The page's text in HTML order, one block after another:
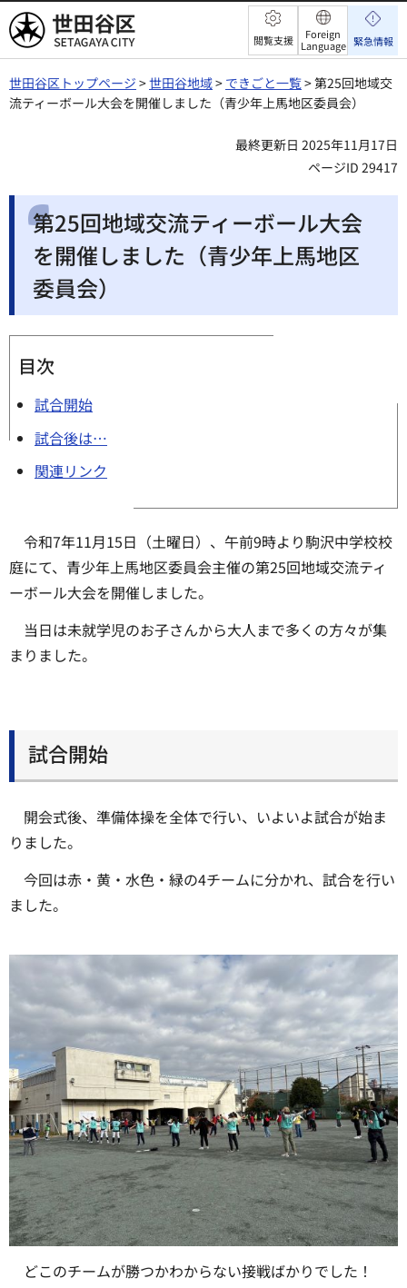
世田谷区 閲覧支援
Foreign
Language 緊急情報
世田谷区トップページ >世田谷地域> できごと一覧> 第25回地域交
流ティーボール大会を開催しました（青少年上馬地区委員会）
最終更新日 2025年11月17日
ページID 29417
第25回地域交流ティーボール大会
を開催しました（青少年上馬地区
委員会）
目次
試合開始
試合後は…
関連リンク
令和7年11月15日（土曜日）、午前9時より駒沢中学校校
庭にて、青少年上馬地区委員会主催の第25回地域交流ティ
ーボール大会を開催しました。
当日は未就学児のお子さんから大人まで多くの方々が集
まりました。
試合開始
開会式後、準備体操を全体で行い、いよいよ試合が始ま
りました。
今回は赤・黄・水色・緑の4チームに分かれ、試合を行い
ました。
どこのチームが勝つかわからない接戦ばかりでした！